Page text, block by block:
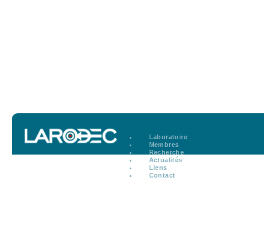
Laboratoire
Membres
Recherche
Actualités
Liens
Contact